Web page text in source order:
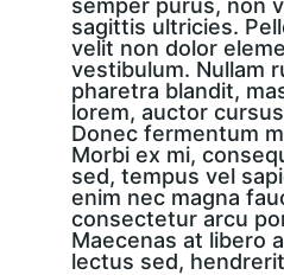
semper purus, non
sagittis ultricies.
velit non dolor
vestibulum. Nullam
pharetra blandit,
lorem, auctor
Donec fermentum
Morbi ex mi,
sed, tempus vel
enim nec magna
consectetur arcu
Maecenas at libero
lectus sed,